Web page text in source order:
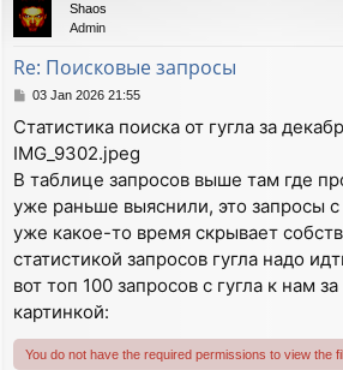
Shaos
Admin
Re: Поисковые запросы
P
s
t
03 Jan 2026 21:55
Статистика поиска от гугла за
IMG_9302.jpeg
В таблице запросов выше там где
уже раньше выяснили, это запросы с
уже какое-то время скрывает
статистикой запросов гугла надо
вот топ 100 запросов с гугла к нам
картинкой:
You do not have the required permissions to view the